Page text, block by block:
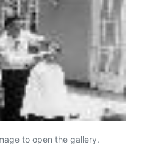
to open the gallery.